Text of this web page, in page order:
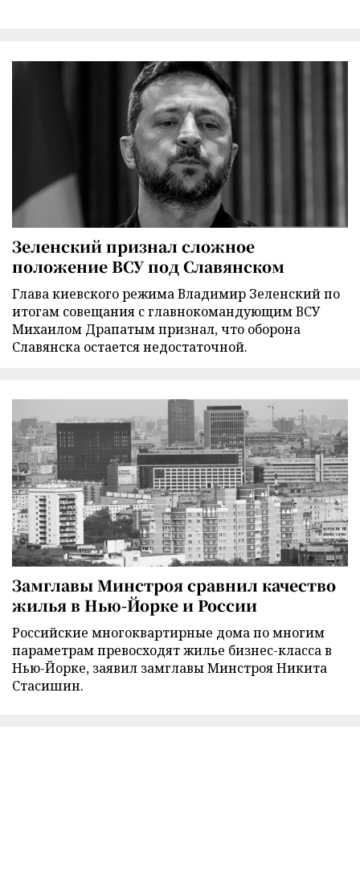
Зеленский признал сложное
положение ВСУ под Славянском
Глава киевского режима Владимир Зеленский по
итогам совещания с главнокомандующим ВСУ
Михаилом Драпатым признал, что оборона
Славянска остается недостаточной.
Замглавы Минстроя сравнил качество
жилья в Нью-Йорке и России
Российские многоквартирные дома по многим
параметрам превосходят жилье бизнес-класса в
Нью-Йорке, заявил замглавы Минстроя Никита
Стасишин.